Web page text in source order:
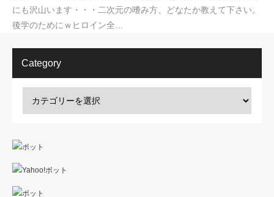
にも沢山います・・・二次元の嗜み方、どなたか教えて下さい。
後学のためにｗヒロイン全…
Category